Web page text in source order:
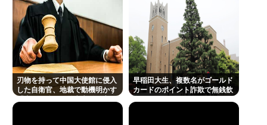
刃物を持って中国大使館に侵入
した自衛官、地裁で動機明かす
早稲田大生、複数名がゴールド
カードのポイント詐欺で無銭飲